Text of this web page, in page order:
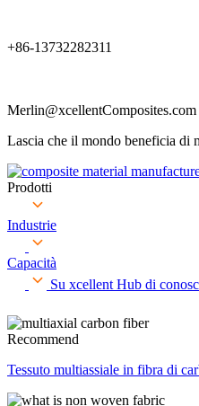
+86-13732282311
Merlin@xcellentComposites.com
Lascia che il mondo beneficia di
Prodotti
Industrie
Capacità
Su xcellent Hub di
Recommend
Tessuto multiassiale in fibra di